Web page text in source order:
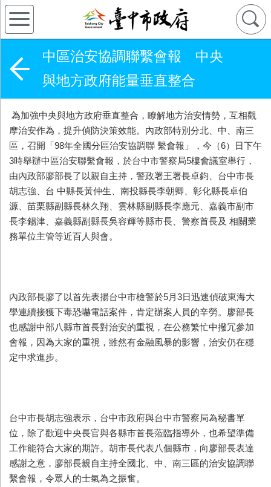
中區治安協調聯繫會報 中央
與地方政府能量垂直整合
為加強中央與地方政府垂直整合，瞭解地方治安情勢，互相觀
摩治安作為，提升偵防決策效能。內政部特別分北、中、南三
區，召開「98年全國分區治安協調聯 繫會報」，今（6）日下午
3時舉辦中區治安聯繫會報，於台中市警察局5樓會議室舉行，
由內政部廖部長了以親自主持，警政署王署長卓鈞、台中市長
胡志強、台 中縣長黃仲生、南投縣長李朝卿、彰化縣長卓伯
源、苗栗縣副縣長林久翔、雲林縣副縣長李應元、嘉義市副市
長李錫津、嘉義縣副縣長吳容輝等縣市長、警察首長及 相關業
務單位主管等近百人與會。
內政部長廖了以首先表揚台中市檢警於5月3日迅速偵破東海大
學連續接獲下毒恐嚇電話案件，肯定辦案人員的辛勞。廖部長
也感謝中部八縣市首長對治安的重視，在公務繁忙中撥冗參加
會報，因為大家的重視，雖然有金融風暴的影響，治安仍在穩
定中求進步。
台中市長胡志強表示，台中市政府與台中市警察局為秘書單
位，除了歡迎中央長官與各縣市首長蒞臨指導外，也希望準備
工作能符合大家的期許。胡市長代表八個縣市，向廖部長表達
感謝之意，廖部長親自主持全國北、中、南三區的治安協調聯
繫會報，令眾人的士氣為之振奮。